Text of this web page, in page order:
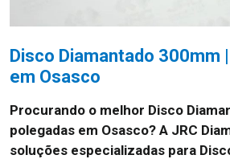
Disco Diamantado 300mm
em Osasco
Procurando o melhor Disco
polegadas em Osasco? A JRC
soluções especializadas para